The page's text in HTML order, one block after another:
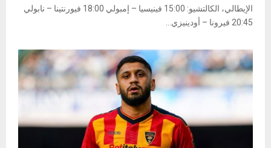
الإيطالي، الكالتشيو: ​​​​​​​15:00 فينيسيا – إمبولي 18:00 فيورنتينا – نابولي
20:45 فيرونا – أودينيزي...